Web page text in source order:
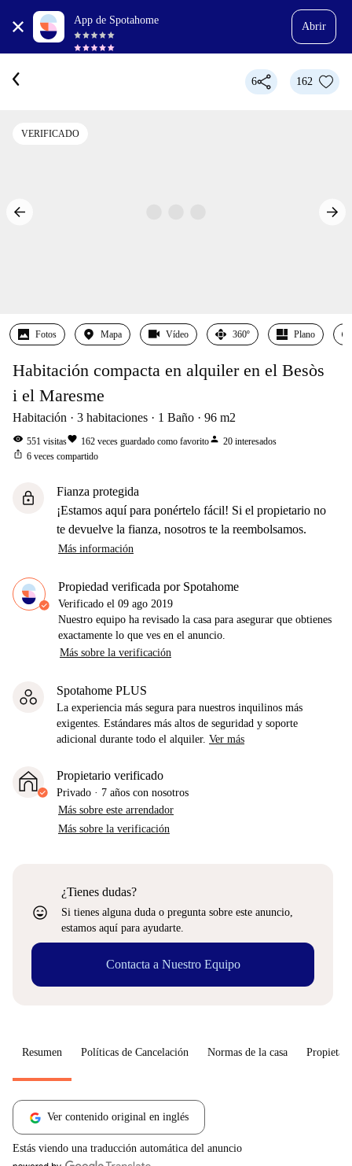
App de Spotahome
Abrir
6 162
VERIFICADO
Fotos Mapa Vídeo 360º Plano
Habitación compacta en alquiler en el Besòs
i el Maresme
Habitación 3 habitaciones 1 Baño 96 m2
visibility 551 visitasfavorite 162 veces guardado como favoritoperson 20 interesados
ios_share 6 veces compartido
lock
Fianza protegida
¡Estamos aquí para ponértelo fácil! Si el propietario no
te devuelve la fianza, nosotros te la reembolsamos.
Más información
Propiedad verificada por Spotahome
Verificado el 09 ago 2019
Nuestro equipo ha revisado la casa para asegurar que obtienes
exactamente lo que ves en el anuncio.
Más sobre la verificación
Spotahome PLUS
La experiencia más segura para nuestros inquilinos más
exigentes. Estándares más altos de seguridad y soporte
adicional durante todo el alquiler. Ver más
Propietario verificado
Privado · 7 años con nosotros
Más sobre este arrendador
Más sobre la verificación
sentiment_very_satisfied
¿Tienes dudas?
Si tienes alguna duda o pregunta sobre este anuncio,
estamos aquí para ayudarte.
Contacta a Nuestro Equipo
Resumen Políticas de Cancelación Normas de la casa
Ver contenido original en inglés
Estás viendo una traducción automática del anuncio